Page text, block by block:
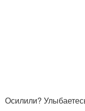
Осилили?